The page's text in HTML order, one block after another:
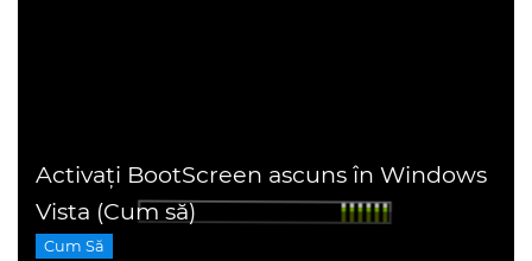
Activați BootScreen ascuns în Windows
Vista (Cum să)
Cum Să